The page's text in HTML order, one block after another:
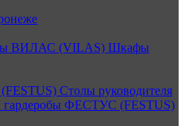
ВИЛАС (VILAS) Шкафы
Столы руководителя
ФЕСТУС (FESTUS)